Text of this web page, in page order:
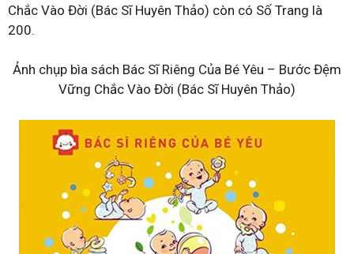
Chắc Vào Đời (Bác Sĩ Huyên Thảo) còn có Số Trang là
200.
Ảnh chụp bìa sách Bác Sĩ Riêng Của Bé Yêu – Bước Đệm
Vững Chắc Vào Đời (Bác Sĩ Huyên Thảo)